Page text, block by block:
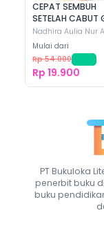
CEPAT SEMBUH
SETELAH CABUT
PERAN BAHAN
UNTUK LUKA
Nadhira Aulia Nur
(+ 4
Mulai dari
Rp 54.000
Rp 19.900
X
Salin Link
PT Bukuloka
penerbit buku
buku